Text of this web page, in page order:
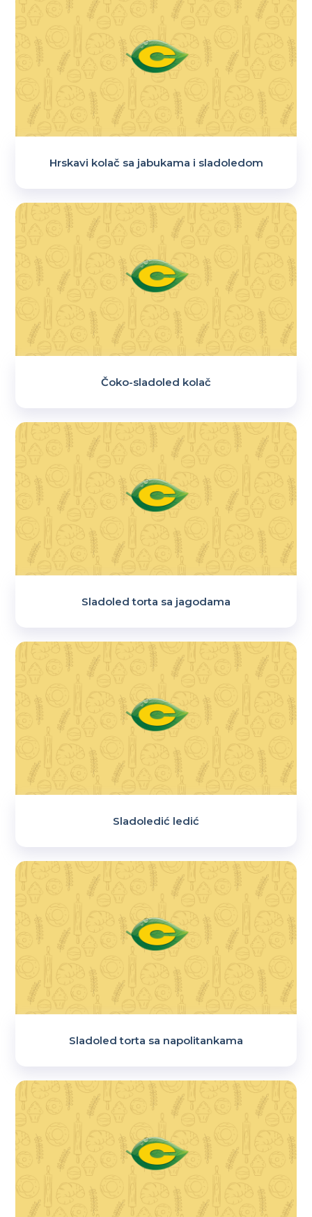
Hrskavi kolač sa jabukama i sladoledom
Čoko-sladoled kolač
Sladoled torta sa jagodama
Sladoledić ledić
Sladoled torta sa napolitankama